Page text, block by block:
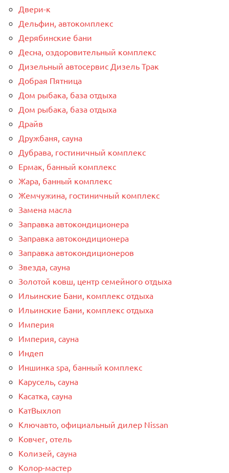
Двери-к
Дельфин, автокомплекс
Дерябинские бани
Десна, оздоровительный комплекс
Дизельный автосервис Дизель Трак
Добрая Пятница
Дом рыбака, база отдыха
Дом рыбака, база отдыха
Драйв
Дружбаня, сауна
Дубрава, гостиничный комплекс
Ермак, банный комплекс
Жара, банный комплекс
Жемчужина, гостиничный комплекс
Замена масла
Заправка автокондиционера
Заправка автокондиционера
Заправка автокондиционеров
Звезда, сауна
Золотой ковш, центр семейного отдыха
Ильинские Бани, комплекс отдыха
Ильинские Бани, комплекс отдыха
Империя
Империя, сауна
Индеп
Иншинка spa, банный комплекс
Карусель, сауна
Касатка, сауна
КатВыхлоп
Ключавто, официальный дилер Nissan
Ковчег, отель
Колизей, сауна
Колор-мастер